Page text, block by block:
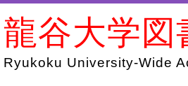
龍谷大学図
Ryukoku University-Wide